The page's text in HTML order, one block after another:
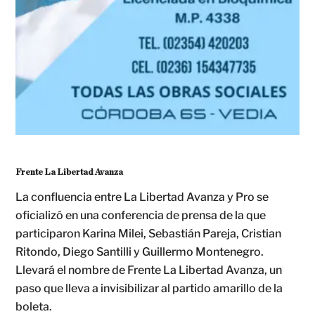
Frente La Libertad Avanza
La confluencia entre La Libertad Avanza y Pro se
oficializó en una conferencia de prensa de la que
participaron Karina Milei, Sebastián Pareja, Cristian
Ritondo, Diego Santilli y Guillermo Montenegro.
Llevará el nombre de Frente La Libertad Avanza, un
paso que lleva a invisibilizar al partido amarillo de la
boleta.